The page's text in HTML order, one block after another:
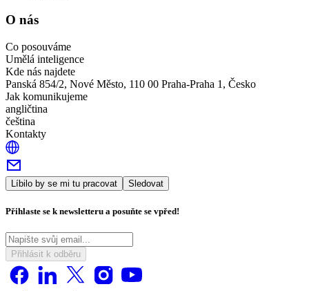
O nás
Co posouváme
Umělá inteligence
Kde nás najdete
Panská 854/2, Nové Město, 110 00 Praha-Praha 1, Česko
Jak komunikujeme
angličtina
čeština
Kontakty
Líbilo by se mi tu pracovat Sledovat
Přihlaste se k newsletteru a posuňte se vpřed!
Přihlásit k odběru